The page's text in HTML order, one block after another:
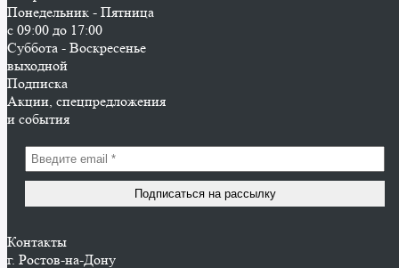
Понедельник - Пятница
с 09:00 до 17:00
Суббота - Воскресенье
выходной
Подписка
Акции, спецпредложения
и события
Контакты
г. Ростов-на-Дону